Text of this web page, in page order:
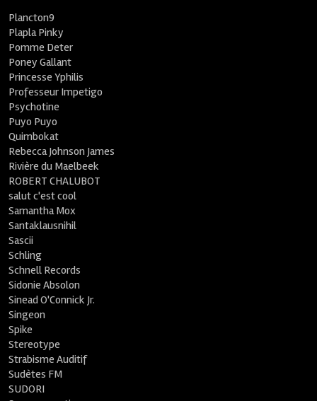
Plancton9
Plapla Pinky
Pomme Deter
Poney Gallant
Princesse Yphilis
Professeur Impetigo
Psychotine
Puyo Puyo
Quimbokat
Rebecca Johnson James
Rivière du Maelbeek
ROBERT CHALUBOT
salut c'est cool
Samantha Mox
Santaklausnihil
Sascii
Schling
Schnell Records
Sidonie Absolon
Sinead O'Connick Jr.
Singeon
Spike
Stereotype
Strabisme Auditif
Sudètes FM
SUDORI